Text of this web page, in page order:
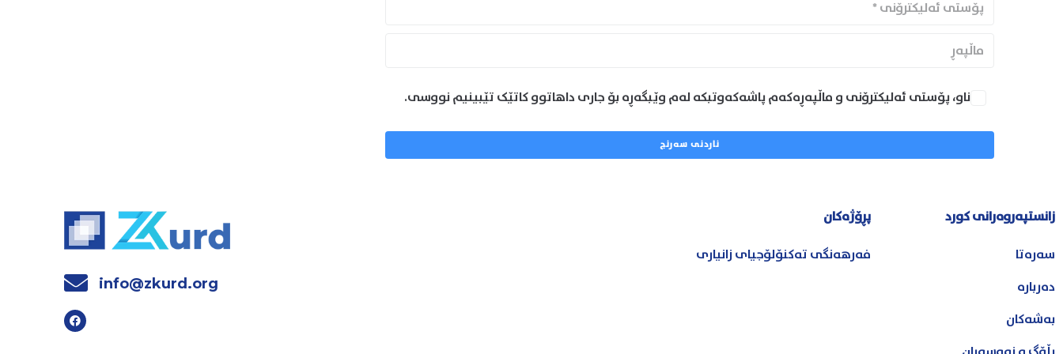
ناو، پۆستی ئەلیکترۆنی و ماڵپەڕەکەم پاشەکەوتبکە لەم وێبگەڕە بۆ جاری داهاتوو کاتێک تێبینیم نووسی.
زانستپەروەرانی کورد
سەرەتا
دەربارە
بەشەکان
پڕۆژەکان
فەرهەنگی تەکنۆلۆجیای زانیاری
info@zkurd.org